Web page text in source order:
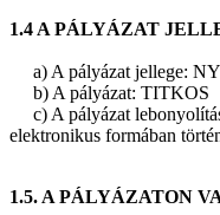
1.4 A PÁLYÁZAT
a) A pályázat jellege:
b) A pályázat: TITKOS
c) A pályázat
elektronikus formában
1.5. A PÁLYÁZATON